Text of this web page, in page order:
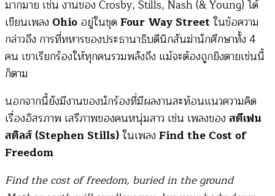
มากมาย เช่น งานของ Crosby, Stills, Nash (& Young) ได้
เขียนเพลง Ohio อยู่ในชุด Four Way Streetในข้อความ
กล่าวถึง การที่ทหารของประธานาธิบดีนิกสันฆ่านักศึกษาทั้ง 4
คน เขาเรียกร้องให้ทุกคนรวมพลังถึง แม้จะต้องถูกยิงตายเช่นนี้
ก็ตาม
นอกจากนี้ยังมีงานของนักร้องที่มีผลงานสะท้อนแนวความคิด
เรื่องอิสรภาพ เสรีภาพของคนหนุ่มสาว เช่น เพลงของ สตีเฟน
สติลส์ (Stephen Stills)ในเพลง Find the Cost of
Freedom
Find the cost of freedom, buried in the ground